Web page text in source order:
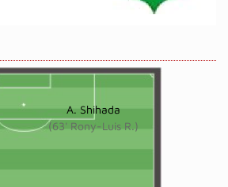
A. Shihada
(63' Rony-Luis R.)